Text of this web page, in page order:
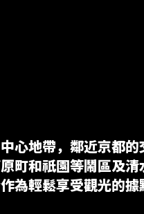
心地帶，鄰近京都的
町和祇園等鬧區及清
為輕鬆享受觀光的據